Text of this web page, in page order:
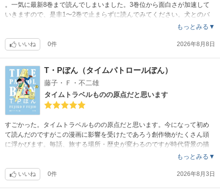
。一気に最新8巻まで読んでしまいました。3巻位から面白さが加速して
いきますので、是非1〜2巻で止まらずに読んでみてください。犬とのバ
ディものから、仮面ライダーやミリタリーなどいろんな要素が出てきて
せん？ストーリーやユーモアも上手くはまっているので、是非読んでみ
もっとみる▼
いいね 0件 2026年8月8日
T・Pぼん（タイムパトロールぼん）
藤子・Ｆ・不二雄
タイムトラベルものの原点だと思います
すごかった。タイムトラベルものの原点だと思います。今になって初め
て読んだのですがこの漫画に影響を受けたであろう創作物がたくさん頭
に浮かびます。毎話、旅する場所・歴史が変わるのですが時代背景の描
写がとても詳しく、ドラえもんなども書きながら毎月連載していたと思
好きになった方には、是非読んで欲しいと思います。
もっとみる▼
いいね 0件 2026年8月3日